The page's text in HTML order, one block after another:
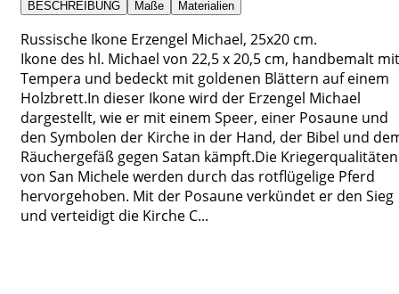
BESCHREIBUNG Maße Materialien
Russische Ikone Erzengel Michael, 25x20 cm.
Ikone des hl. Michael von 22,5 x 20,5 cm, handbemalt mit
Tempera und bedeckt mit goldenen Blättern auf einem
Holzbrett.In dieser Ikone wird der Erzengel Michael
dargestellt, wie er mit einem Speer, einer Posaune und
den Symbolen der Kirche in der Hand, der Bibel und
Räuchergefäß gegen Satan kämpft.Die Kriegerqualitäten
von San Michele werden durch das rotflügelige Pferd
hervorgehoben. Mit der Posaune verkündet er den Sieg
und verteidigt die Kirche C...